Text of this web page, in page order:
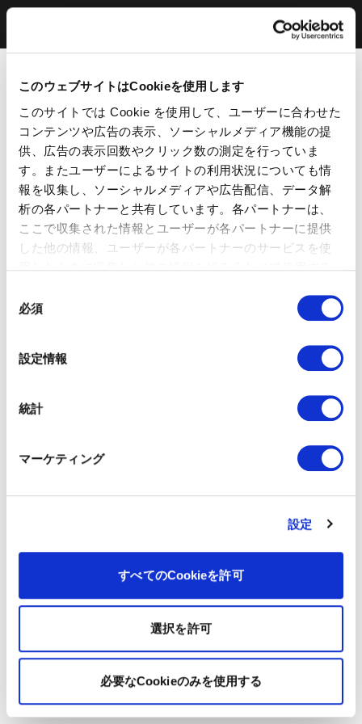
このウェブサイトはCookieを使用します
このサイトでは Cookie を使用して、ユーザーに合わせた
コンテンツや広告の表示、ソーシャルメディア機能の提
供、広告の表示回数やクリック数の測定を行っていま
す。またユーザーによるサイトの利用状況についても情
報を収集し、ソーシャルメディアや広告配信、データ解
析の各パートナーと共有しています。各パートナーは、
ここで収集された情報とユーザーが各パートナーに提供
した他の情報、ユーザーが各パートナーのサービスを使
ッキーに同意したことになります。
必須
設定情報
統計
マーケティング
設定
すべてのCookieを許可
選択を許可
必要なCookieのみを使用する